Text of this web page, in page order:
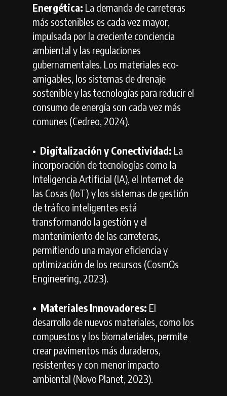
Energética: La demanda de carreteras
más sostenibles es cada vez mayor,
impulsada por la creciente conciencia
ambiental y las regulaciones
gubernamentales. Los materiales eco-
amigables, los sistemas de drenaje
sostenible y las tecnologías para reducir el
consumo de energía son cada vez más
comunes (Cedreo, 2024).
•⁠ ⁠Digitalización y Conectividad: La
incorporación de tecnologías como la
Inteligencia Artificial (IA), el Internet de
las Cosas (IoT) y los sistemas de gestión
de tráfico inteligentes está
transformando la gestión y el
mantenimiento de las carreteras,
permitiendo una mayor eficiencia y
optimización de los recursos (CosmOs
Engineering, 2023).
•⁠ ⁠Materiales Innovadores: El
desarrollo de nuevos materiales, como los
compuestos y los biomateriales, permite
crear pavimentos más duraderos,
resistentes y con menor impacto
ambiental (Novo Planet, 2023).